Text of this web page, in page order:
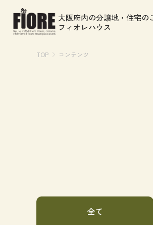
大阪府内の分譲地・住宅の
フィオレハウス
TOP コンテンツ
全て